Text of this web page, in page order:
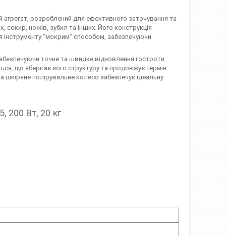
агрегат, розроблений для ефективного заточування та
сокир, ножів, зубил та інших. Його конструкція
інструменту "мокрим" способом, забезпечуючи
точне та швидке відновлення гостроти
що зберігає його структуру та продовжує термін
шкіряне полірувальне колесо забезпечує ідеальну
200 Вт, 20 кг